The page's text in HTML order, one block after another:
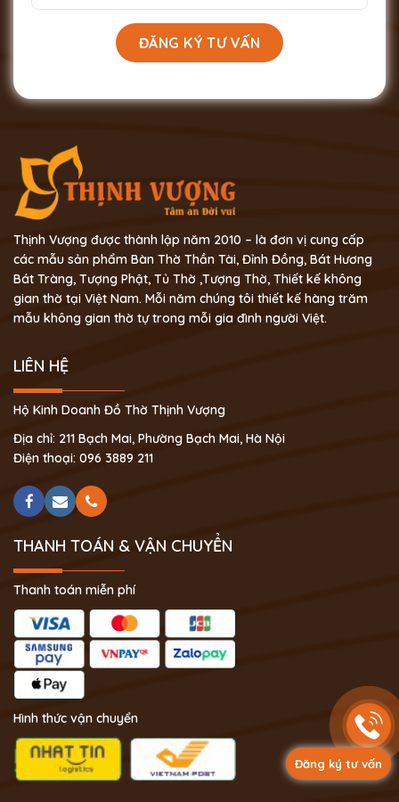
Đăng ký tư vấn
Thịnh Vượng được thành lập năm 2010 – là đơn vị cung cấp
các mẫu sản phẩm Bàn Thờ Thần Tài, Đỉnh Đồng, Bát Hương
Bát Tràng, Tượng Phật, Tủ Thờ ,Tượng Thờ, Thiết kế không
gian thờ tại Việt Nam. Mỗi năm chúng tôi thiết kế hàng trăm
mẫu không gian thờ tự trong mỗi gia đình người Việt.
LIÊN HỆ
Hộ Kinh Doanh Đồ Thờ Thịnh Vượng
Địa chỉ: 211 Bạch Mai, Phường Bạch Mai, Hà Nội
Điện thoại: 096 3889 211
THANH TOÁN & VẬN CHUYỂN
Thanh toán miễn phí
Hình thức vận chuyển